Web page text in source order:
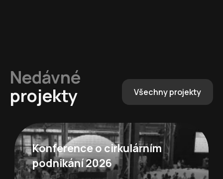
Nedávné
projekty
Všechny projekty
Konference o cirkulárním
podnikání 2026